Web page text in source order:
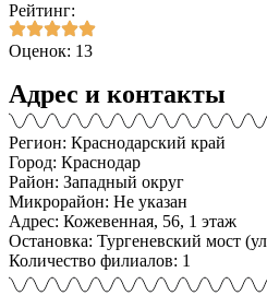
Рейтинг:
Оценок: 13
Адрес и контакты
Регион: Краснодарский край
Город: Краснодар
Район: Западный округ
Микрорайон: Не указан
Адрес: Кожевенная, 56, 1 этаж
Остановка: Тургеневский мост
Количество филиалов: 1